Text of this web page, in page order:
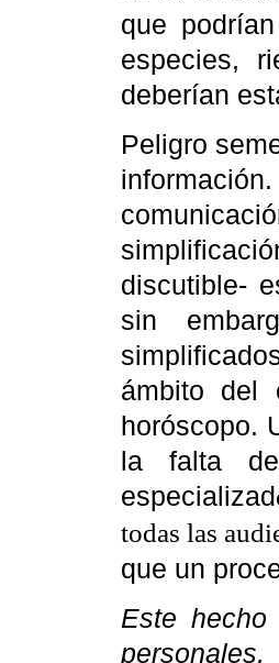
que
especies,
deberían
Peligro
discutible-
sin
ámbito del
horóscopo.
la falta
especializad
todas las
que un
Este